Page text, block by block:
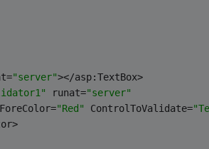
"server"></asp:TextBox>
runat="server"
"Red" ControlToValidate=